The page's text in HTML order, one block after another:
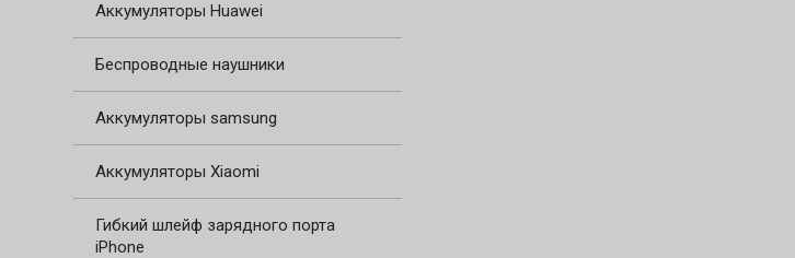
Аккумуляторы Huawei
Беспроводные наушники
Аккумуляторы samsung
Аккумуляторы Xiaomi
Гибкий шлейф зарядного порта
iPhone